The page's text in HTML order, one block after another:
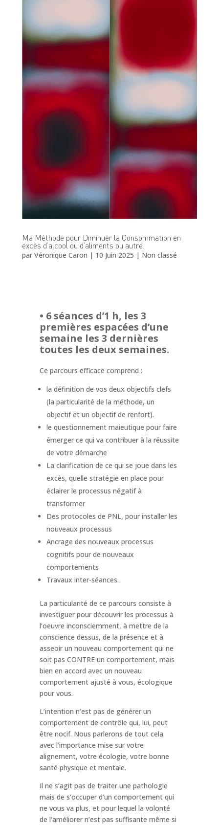
Ma Méthode pour Diminuer la Consommation en
excès d’alcool ou d’aliments ou autre.
par Véronique Caron | 10 Juin 2025 | Non classé
• 6 séances d’1 h, les 3
premières espacées d’une
semaine les 3 dernières
toutes les deux semaines.
Ce parcours efficace comprend :
la définition de vos deux objectifs clefs
(la particularité de la méthode, un
objectif et un objectif de renfort).
le questionnement maieutique pour faire
émerger ce qui va contribuer à la réussite
de votre démarche
La clarification de ce qui se joue dans les
excès, quelle stratégie en place pour
éclairer le processus négatif à
transformer
Des protocoles de PNL, pour installer les
nouveaux processus
Ancrage des nouveaux processus
cognitifs pour de nouveaux
comportements
Travaux inter-séances.
La particularité de ce parcours consiste à
investiguer pour découvrir les processus à
l’oeuvre inconsciemment, à mettre de la
conscience dessus, de la présence et à
asseoir un nouveau comportement qui ne
soit pas CONTRE un comportement, mais
bien en accord avec un nouveau
comportement ajusté à vous, écologique
pour vous.
L’intention n’est pas de générer un
comportement de contrôle qui, lui, peut
être nocif. Nous parlerons de tout cela
avec l’importance mise sur votre
alignement, votre écologie, votre bonne
santé physique et mentale.
Il ne s’agit pas de traiter une pathologie
mais de s’occuper d’un comportement qui
ne vous va plus, et pour lequel la volonté
de l’améliorer n’est pas suffisante même si